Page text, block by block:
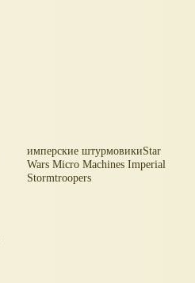
имперские штурмовикиStar
Wars Micro Machines Imperial
Stormtroopers